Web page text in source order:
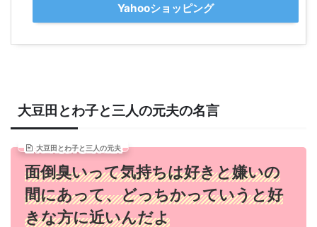
Yahooショッピング
大豆田とわ子と三人の元夫の名言
大豆田とわ子と三人の元夫
面倒臭いって気持ちは好きと嫌いの
間にあって、どっちかっていうと好
きな方に近いんだよ